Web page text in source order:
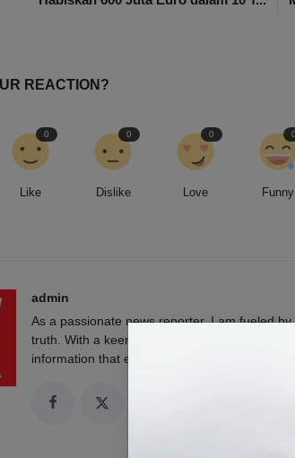
REACTION?
Like
0
Dislike
0
Love
0
Funny
0
admin
As a passionate news reporter, I am fueled
truth. With a keen eye for detail and a
information that empowers and engages